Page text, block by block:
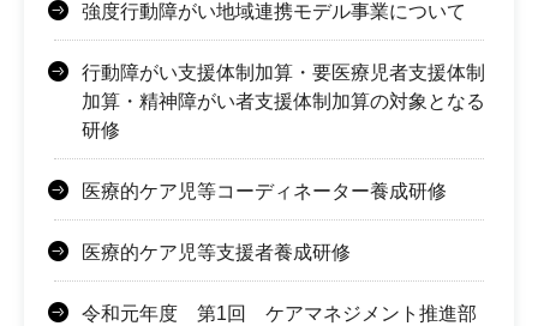
強度行動障がい地域連携モデル事業について
行動障がい支援体制加算・要医療児者支援体制
加算・精神障がい者支援体制加算の対象となる
研修
医療的ケア児等コーディネーター養成研修
医療的ケア児等支援者養成研修
令和元年度 第1回 ケアマネジメント推進部